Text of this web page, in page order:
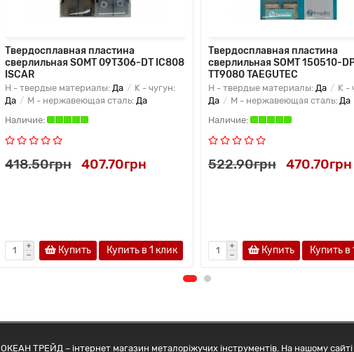
Твердосплавная пластина
сверлильная SOMT 09T306-DT IC808
ISCAR
H - твердые материалы: Да
K - чугун:
Да
M - нержавеющая сталь: Да
418.50грн 407.70грн
Купить Купить в 1 клик
Твердосплавная пластина
сверлильная SOMT 150510-
TT9080 TAEGUTEC
H - твердые материалы: Да
K -
Да
M - нержавеющая сталь: Да
522.90грн 470.70грн
Купить Купить в
ОКЕАН ТРЕЙД – інтернет магазин металоріжучих інструментів. На нашому